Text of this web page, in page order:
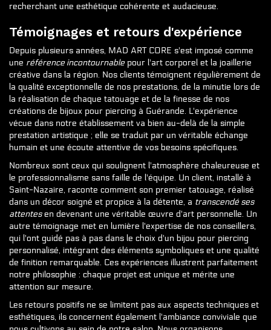
recherchant une esthétique cohérente et audacieuse.
Témoignages et retours d'expérience
Depuis plusieurs années, MAD ART CORE s'est imposé comme
une référence incontournablepour l'art corporel et la joaillerie
créative dans la région. Nos clients témoignent régulièrement de
la qualité exceptionnelle de nos prestations, de la minutie lors de
la réalisation de chaque tatouage et de la finesse de nos
créations de bijoux pour piercing à Guérande. L'expérience
vécue dans notre établissement va bien au-delà de la simple
prestation artistique ; elle se traduit par un véritable échange
humain et une écoute attentive de vos besoins spécifiques.
Nombreux sont ceux qui soulignent l'atmosphère chaleureuse et
le professionnalisme sans faille de l'équipe. Un client, installé à
Saint-Nazaire, raconte comment son premier tatouage, réalisé
dans un décor soigné et propice à la détente, a transcendé ses
attentesen devenant une véritable œuvre d'art personnelle. Un
autre témoignage met en lumière l'expertise de nos conseillers,
qui l'ont guidé pas à pas dans le choix d'un bijou pour piercing
personnalisé, intégrant des éléments symboliques et une qualité
de finition remarquable. Ces expériences illustrent parfaitement
notre philosophie : chaque projet est unique et mérite une
attention sur mesure.
Les retours positifs ne se limitent pas aux aspects techniques et
esthétiques, ils concernent également l'ambiance conviviale que